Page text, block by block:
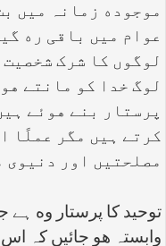
موجوده زمانہ میں
عوام میں باقی ره
لوگوں کا شرک
لوگ خدا کو مانتے
پرستار بنے هوئے
کرتے ہیں مگر عملًا
مصلحتیں اور دنیوی
توحید کا پرستار وه
وابستہ هو جائیں کہ